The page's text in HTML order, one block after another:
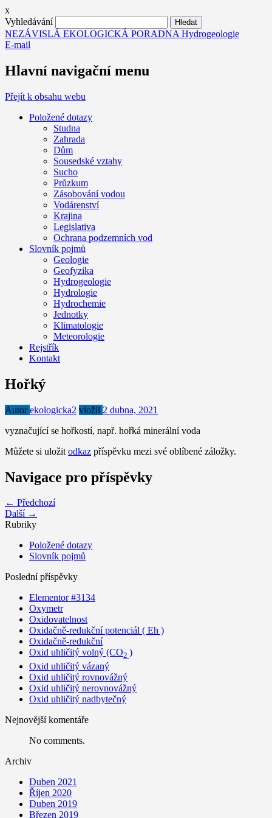
x
Vyhledávání
NEZÁVISLÁ EKOLOGICKÁ PORADNA Hydrogeologie
E-mail
Hlavní navigační menu
Přejít k obsahu webu
Položené dotazy
Studna
Zahrada
Dům
Sousedské vztahy
Sucho
Průzkum
Zásobování vodou
Vodárenství
Krajina
Legislativa
Ochrana podzemních vod
Slovník pojmů
Geologie
Geofyzika
Hydrogeologie
Hydrologie
Hydrochemie
Jednotky
Klimatologie
Meteorologie
Rejstřík
Kontakt
Hořký
Autorekologicka2 vložil 2 dubna, 2021
vyznačující se hořkostí, např. hořká minerální voda
Můžete si uložit odkaz příspěvku mezi své oblíbené záložky.
Navigace pro příspěvky
← Předchozí
Další →
Rubriky
Položené dotazy
Slovník pojmů
Poslední příspěvky
Elementor #3134
Oxymetr
Oxidovatelnost
Oxidačně-redukční potenciál ( Eh )
Oxidačně-redukční
Oxid uhličitý volný (CO2 )
Oxid uhličitý vázaný
Oxid uhličitý rovnovážný
Oxid uhličitý nerovnovážný
Oxid uhličitý nadbytečný
Nejnovější komentáře
No comments.
Archiv
Duben 2021
Říjen 2020
Duben 2019
Březen 2019